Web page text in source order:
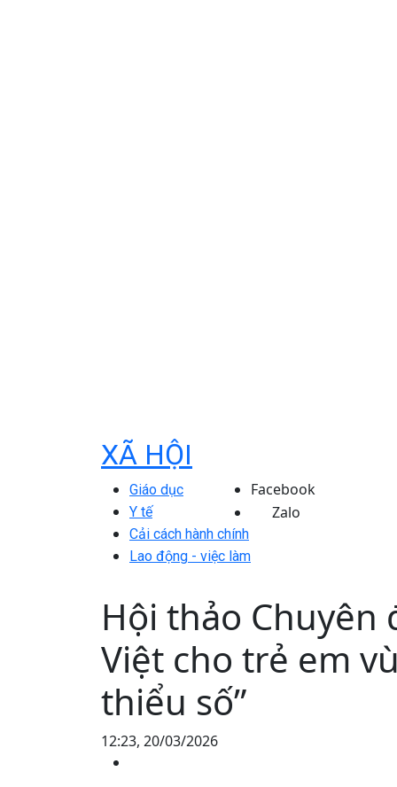
XÃ HỘI
Giáo dục
Y tế
Cải cách hành chính
Lao động - việc làm
Facebook
Zalo
Hội thảo Chuyên
Việt cho trẻ em
thiểu số”
12:23, 20/03/2026